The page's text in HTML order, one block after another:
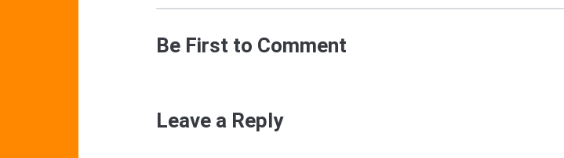
Be First to Comment
Leave a Reply